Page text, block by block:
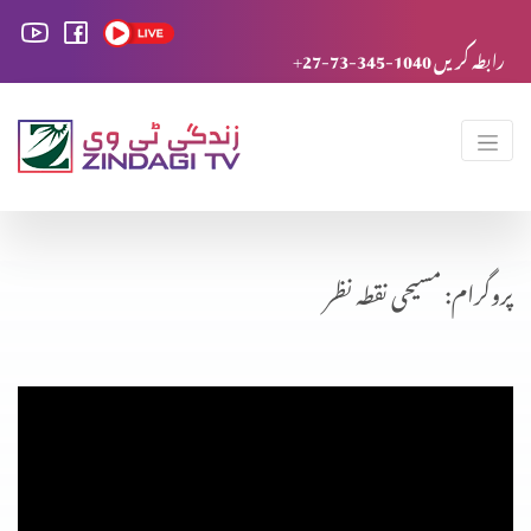
+27-73-345-1040 رابطہ کریں
پروگرام: مسیحی نقطہ نظر